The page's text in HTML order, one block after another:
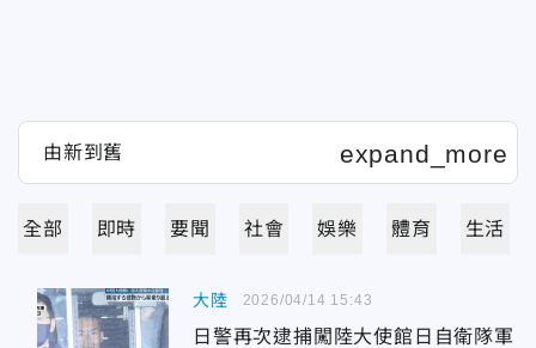
全部 即時 要聞 社會 娛樂 體育 生活
大陸
日警再次逮捕闖陸大使館日自衛隊軍
2026/04/14 15:43